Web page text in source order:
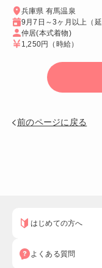
兵庫県 有馬温泉
9月7日～3ヶ月以上（延
仲居(本式着物)
1,250円 （時給）
前のページに戻る
はじめての方へ
よくある質問